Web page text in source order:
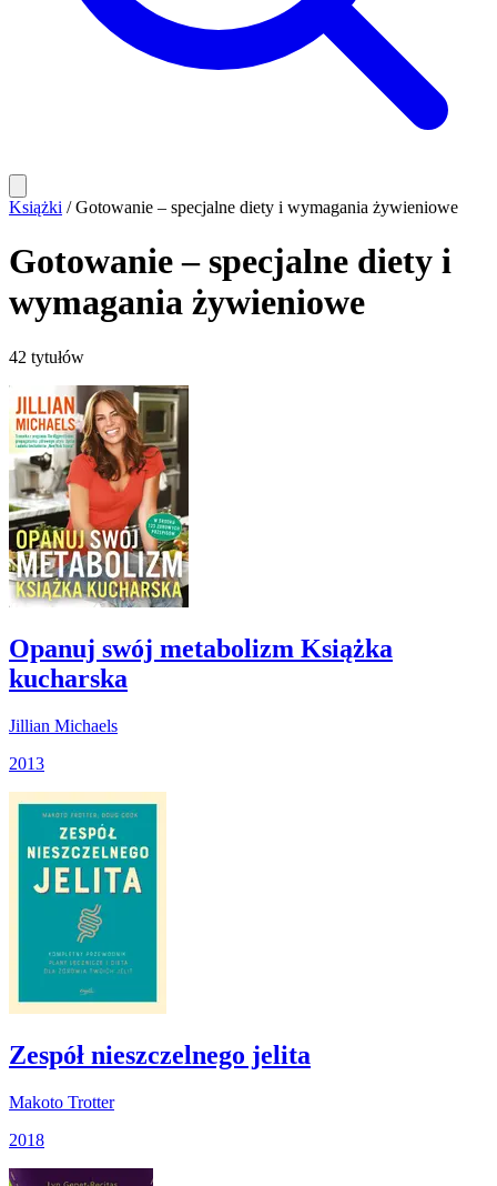
Książki / Gotowanie – specjalne diety i wymagania żywieniowe
Gotowanie – specjalne diety i
wymagania żywieniowe
42 tytułów
Opanuj swój metabolizm Książka
kucharska
Jillian Michaels
2013
Zespół nieszczelnego jelita
Makoto Trotter
2018